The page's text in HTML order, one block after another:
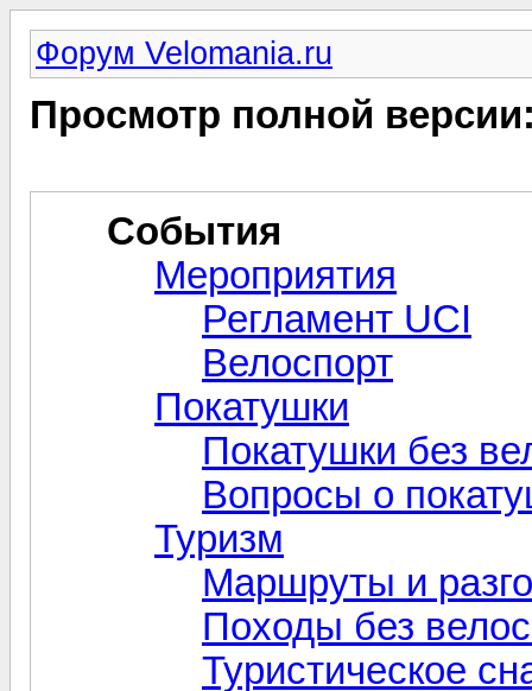
Форум Velomania.ru
Просмотр полной
События
Мероприятия
Регламент UCI
Велоспорт
Покатушки
Покатушки без
Вопросы о
Туризм
Маршруты и
Походы без
Туристическое